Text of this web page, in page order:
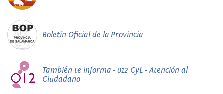
Boletín Oficial de la Provincia
También te informa - 012 CyL - Atención al
Ciudadano